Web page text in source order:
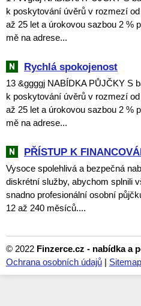
k poskytování úvěrů v rozmezí
až 25 let a úrokovou sazbou 2 %
mě na adrese...
Rychlá spokojenost
13 &ggggj NABÍDKA PŮJČKY S
k poskytování úvěrů v rozmezí
až 25 let a úrokovou sazbou 2 %
mě na adrese...
PŘÍSTUP K
Vysoce spolehlivá a bezpečná
diskrétní služby, abychom splnili
snadno profesionální osobní
12 až 240 měsíců....
© 2022 Finzerce.cz - nabídka a
Ochrana osobních údajů | Sitemap